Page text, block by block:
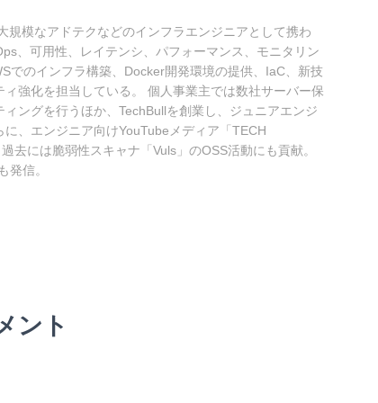
規模なアドテクなどのインフラエンジニアとして携わ
、可用性、レイテンシ、パフォーマンス、モニタリン
でのインフラ構築、Docker開発環境の提供、IaC、新技
強化を担当している。 個人事業主では数社サーバー保
ングを行うほか、TechBullを創業し、ジュニアエンジ
、エンジニア向けYouTubeメディア「TECH
去には脆弱性スキャナ「Vuls」のOSS活動にも貢献。
発信。
ント